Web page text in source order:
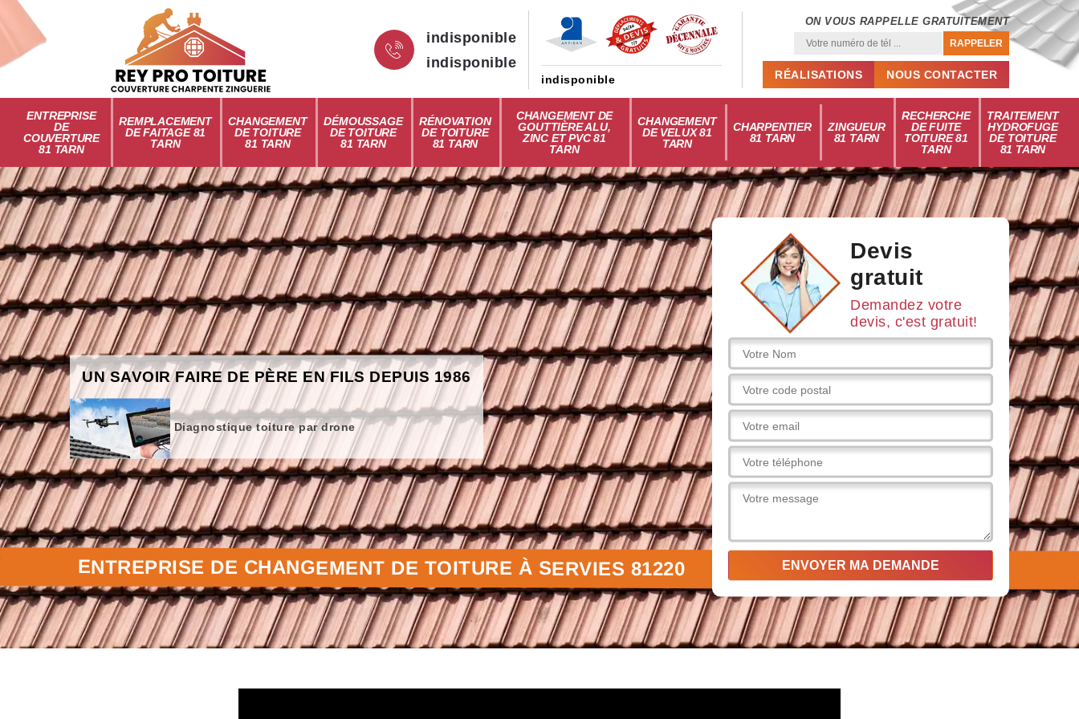
indisponible
indisponible
indisponible
ON VOUS RAPPELLE GRATUITEMENT
RÉALISATIONS NOUS CONTACTER
ENTREPRISE
DE
COUVERTURE
81 TARN
REMPLACEMENT
DE FAITAGE 81
TARN
CHANGEMENT
DE TOITURE
81 TARN
DÉMOUSSAGE
DE TOITURE
81 TARN
RÉNOVATION
DE TOITURE
81 TARN
CHANGEMENT DE
GOUTTIÈRE ALU,
ZINC ET PVC 81
TARN
CHANGEMENT
DE VELUX 81
TARN
CHARPENTIER
81 TARN
ZINGUEUR
81 TARN
RECHERCHE
DE FUITE
TOITURE 81
TARN
TRAITEMENT
HYDROFUGE
DE TOITURE
81 TARN
UN SAVOIR FAIRE DE PÈRE EN FILS DEPUIS 1986
Diagnostique toiture par drone
Devis
gratuit
Demandez votre
devis, c'est gratuit!
ENTREPRISE DE CHANGEMENT DE TOITURE À SERVIES 81220